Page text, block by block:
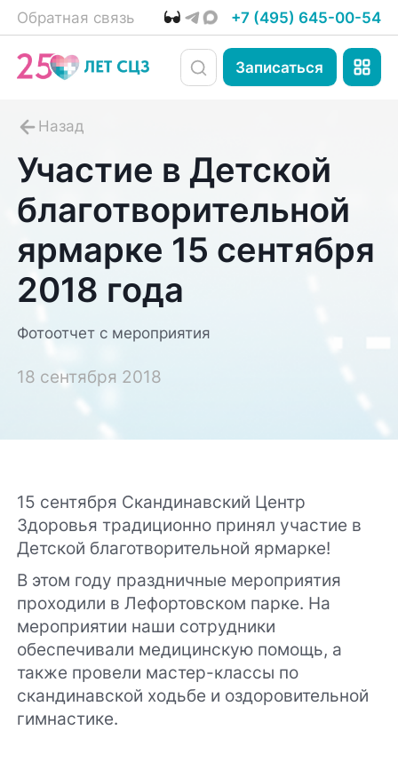
Обратная связь +7 (495) 645-00-54
Записаться
Участие в Детской
благотворительной
ярмарке 15 сентября
2018 года
Фотоотчет с мероприятия
18 сентября 2018
15 сентября Скандинавский Центр
Здоровья традиционно принял участие в
Детской благотворительной ярмарке!
В этом году праздничные мероприятия
проходили в Лефортовском парке. На
мероприятии наши сотрудники
обеспечивали медицинскую помощь, а
также провели мастер-классы по
скандинавской ходьбе и оздоровительной
гимнастике.